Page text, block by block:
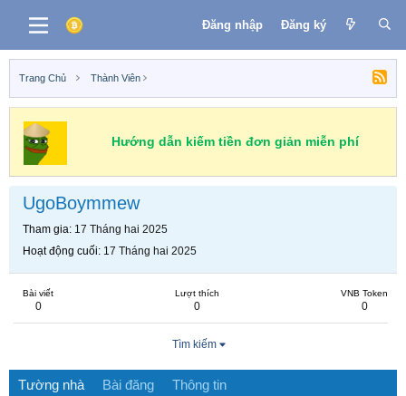
Đăng nhập Đăng ký
Trang Chủ Thành Viên
Hướng dẫn kiếm tiền đơn giản miễn phí
UgoBoymmew
Tham gia 17 Tháng hai 2025
Hoạt động cuối 17 Tháng hai 2025
Bài viết
0
Lượt thích
0
VNB Token
0
Tìm kiếm
Tường nhà Bài đăng Thông tin